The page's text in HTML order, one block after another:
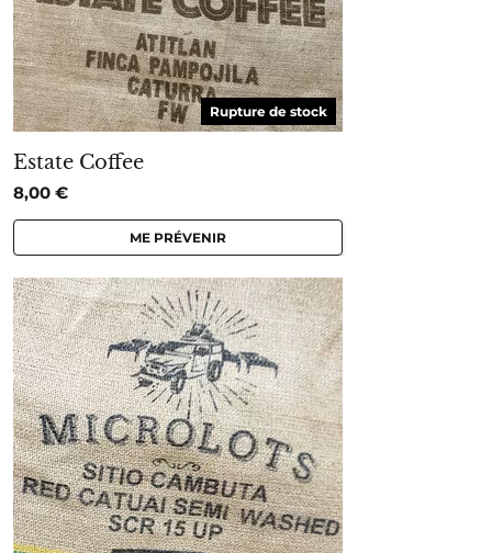
Rupture de stock
Estate Coffee
8,00 €
ME PRÉVENIR